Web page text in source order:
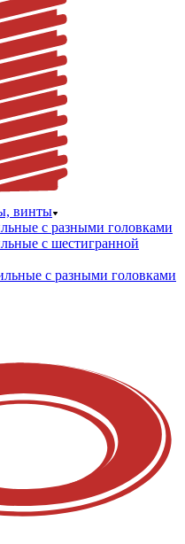
винты
с разными головками
с шестигранной
с разными головками